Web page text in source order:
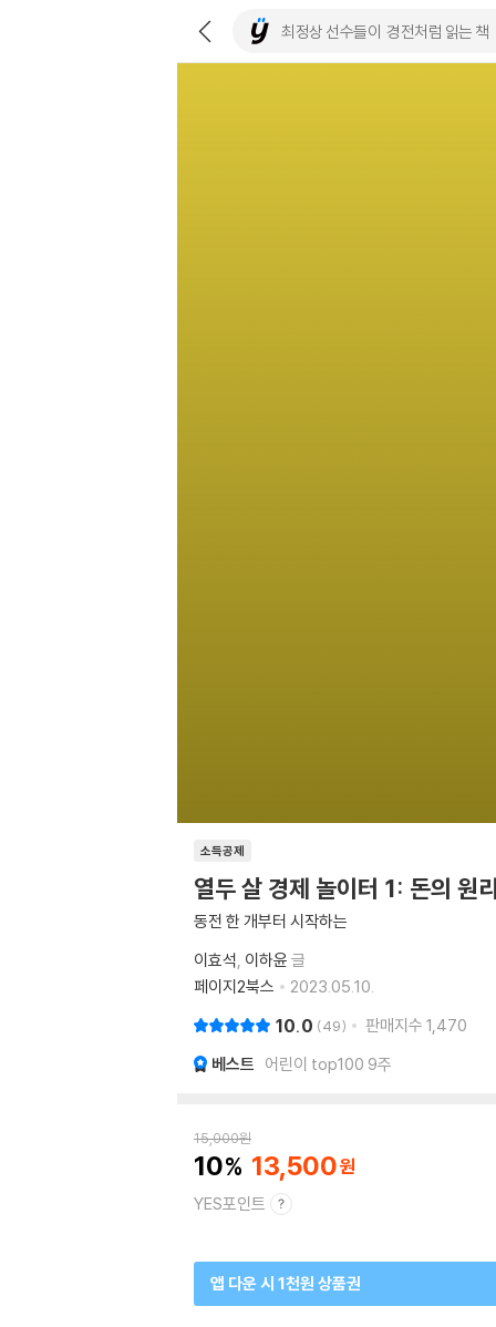
소득공제
열두 살 경제 놀이터 1: 돈의 원
동전 한 개부터 시작하는
이효석 이하윤 글
페이지2북스
2023.05.10.
10.0 49 판매지수 1,470
베스트 어린이 top100 9주
15,000원
10 13,500
YES포인트
앱 다운 시 1천원 상품권